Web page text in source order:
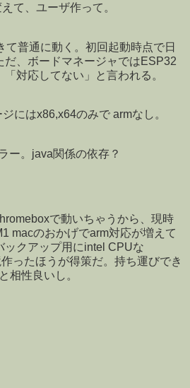
て、ユーザ作って。
て普通に動く。初回起動時点で日
だ、ボードマネージャではESP32
対応してない」と言われる。
にはx86,x64のみで armなし。
ー。java関係の依存？
で動いちゃうから、現時
macのおかげでarm対応が増えて
ックアップ用にintel CPUな
ったほうが得策だ。持ち運びでき
相性良いし。